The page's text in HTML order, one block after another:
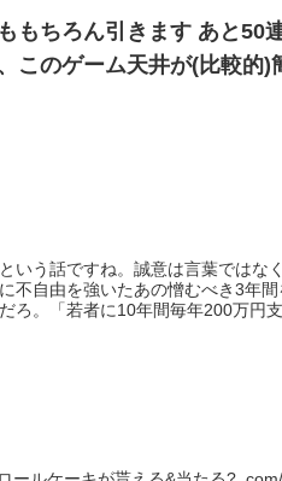
もちろん引きます あと50
このゲーム天井が(比較的)
いう話ですね。誠意は言葉ではな
不自由を強いたあの憎むべき3年
ろ。「若者に10年間毎年200万円